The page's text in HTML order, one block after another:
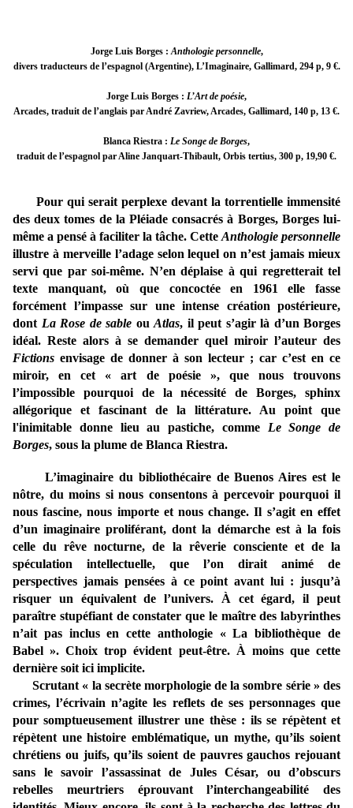
Jorge Luis Borges :Anthologie personnelle,
divers traducteurs de l’espagnol (Argentine), L’Imaginaire, Gallimard, 294 p, 9 €.
Jorge Luis Borges : L’Art de poésie,
Arcades, traduit de l’anglais par André Zavriew, Arcades, Gallimard, 140 p, 13 €.
Blanca Riestra : Le Songe de Borges,
traduit de l’espagnol par Aline Janquart-Thibault, Orbis tertius, 300 p, 19,90 €.
Pour qui serait perplexe devant la torrentielle immensité
des deux tomes de la Pléiade consacrés à Borges, Borges lui-
même a pensé à faciliter la tâche. Cette Anthologie personnelle
illustre à merveille l’adage selon lequel on n’est jamais mieux
servi que par soi-même. N’en déplaise à qui regretterait tel
texte manquant, où que concoctée en 1961 elle fasse
forcément l’impasse sur une intense création postérieure,
dont La Rose de sable ou Atlas, il peut s’agir là d’un Borges
idéal. Reste alors à se demander quel miroir l’auteur des
Fictions envisage de donner à son lecteur ; car c’est en ce
miroir, en cet « art de poésie », que nous trouvons
l’impossible pourquoi de la nécessité de Borges, sphinx
allégorique et fascinant de la littérature. Au point que
l'inimitable donne lieu au pastiche, comme Le Songe de
Borges, sous la plume de Blanca Riestra.
L’imaginaire du bibliothécaire de Buenos Aires est le
nôtre, du moins si nous consentons à percevoir pourquoi il
nous fascine, nous importe et nous change. Il s’agit en effet
d’un imaginaire proliférant, dont la démarche est à la fois
celle du rêve nocturne, de la rêverie consciente et de la
spéculation intellectuelle, que l’on dirait animé de
perspectives jamais pensées à ce point avant lui : jusqu’à
risquer un équivalent de l’univers. À cet égard, il peut
paraître stupéfiant de constater que le maître des labyrinthes
n’ait pas inclus en cette anthologie « La bibliothèque de
Babel ». Choix trop évident peut-être. À moins que cette
dernière soit ici implicite.
Scrutant « la secrète morphologie de la sombre série » des
crimes, l’écrivain n’agite les reflets de ses personnages que
pour somptueusement illustrer une thèse : ils se répètent et
répètent une histoire emblématique, un mythe, qu’ils soient
chrétiens ou juifs, qu’ils soient de pauvres gauchos rejouant
sans le savoir l’assassinat de Jules César, ou d’obscurs
rebelles meurtriers éprouvant l’interchangeabilité des